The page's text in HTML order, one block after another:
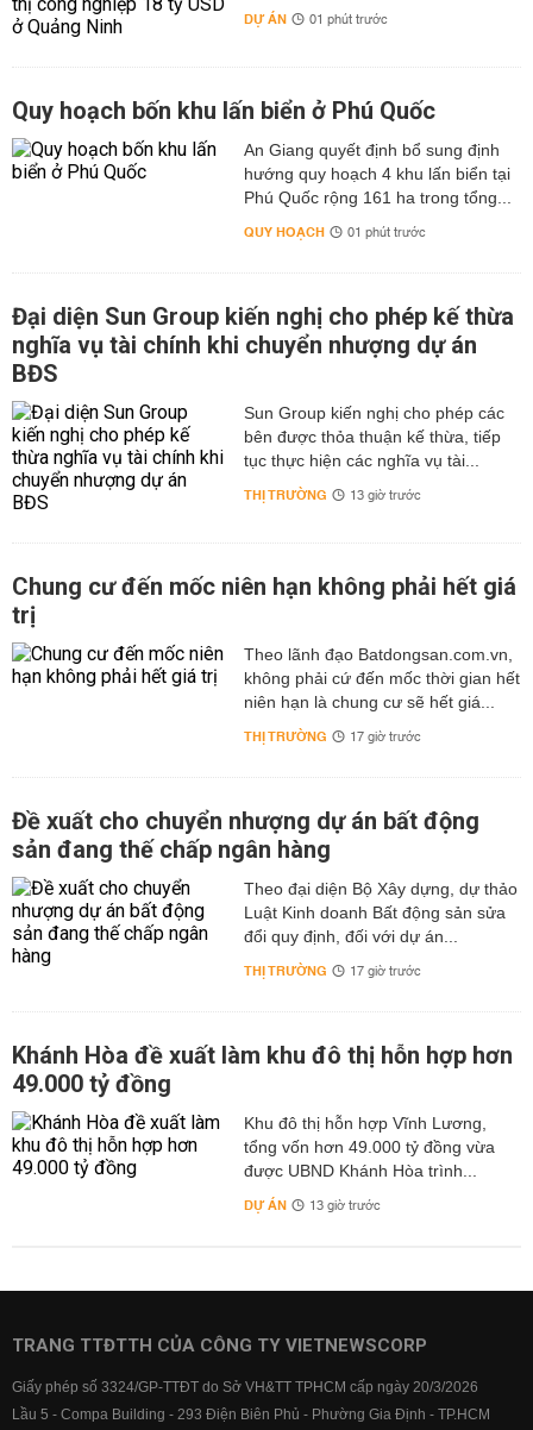
DỰ ÁN 01 phút trước
Quy hoạch bốn khu lấn biển ở Phú Quốc
An Giang quyết định bổ sung định
hướng quy hoạch 4 khu lấn biển tại
Phú Quốc rộng 161 ha trong tổng...
QUY HOẠCH 01 phút trước
Đại diện Sun Group kiến nghị cho phép kế thừa
nghĩa vụ tài chính khi chuyển nhượng dự án
BĐS
Sun Group kiến nghị cho phép các
bên được thỏa thuận kế thừa, tiếp
tục thực hiện các nghĩa vụ tài...
THỊ TRƯỜNG 13 giờ trước
Chung cư đến mốc niên hạn không phải hết giá
trị
Theo lãnh đạo Batdongsan.com.vn,
không phải cứ đến mốc thời gian hết
niên hạn là chung cư sẽ hết giá...
THỊ TRƯỜNG 17 giờ trước
Đề xuất cho chuyển nhượng dự án bất động
sản đang thế chấp ngân hàng
Theo đại diện Bộ Xây dựng, dự thảo
Luật Kinh doanh Bất động sản sửa
đổi quy định, đối với dự án...
THỊ TRƯỜNG 17 giờ trước
Khánh Hòa đề xuất làm khu đô thị hỗn hợp hơn
49.000 tỷ đồng
Khu đô thị hỗn hợp Vĩnh Lương,
tổng vốn hơn 49.000 tỷ đồng vừa
được UBND Khánh Hòa trình...
DỰ ÁN 13 giờ trước
TRANG TTĐTTH CỦA CÔNG TY VIETNEWSCORP
Giấy phép số 3324/GP-TTĐT do Sở VH&TT TPHCM cấp ngày 20/3/2026
Lầu 5 - Compa Building - 293 Điện Biên Phủ - Phường Gia Định - TP.HCM